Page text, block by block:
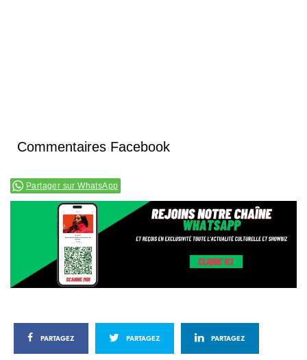
Commentaires Facebook
Partager sur WhatsApp
PARTAGEZ PARTAGEZ PARTAGEZ